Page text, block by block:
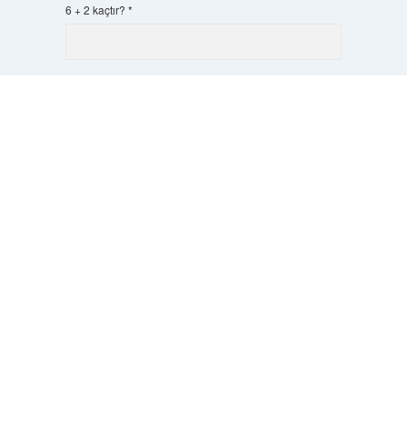
6 + 2 kaçtır? *